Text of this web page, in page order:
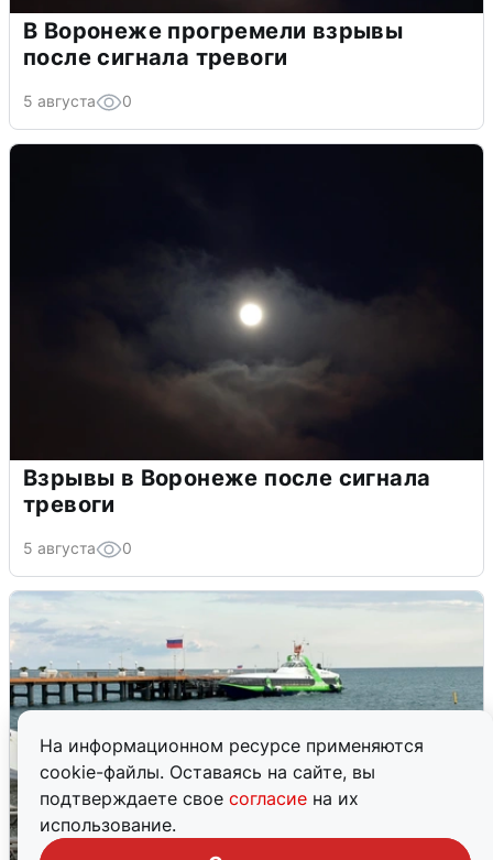
На информационном ресурсе применяются
cookie-файлы. Оставаясь на сайте, вы
подтверждаете свое согласие на их
использование.
В Воронеже прогремели взрывы
после сигнала тревоги
5 августа 0
Взрывы в Воронеже после сигнала
тревоги
5 августа 0